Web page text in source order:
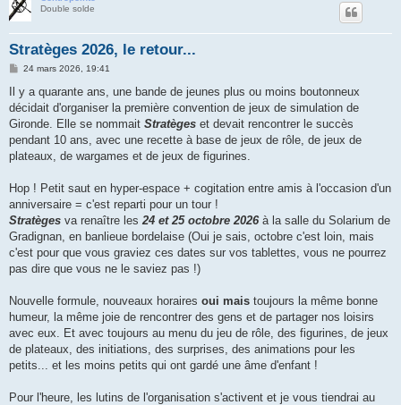
Double solde
Stratèges 2026, le retour...
M
s
s
a
g
24 mars 2026, 19:41
Il y a quarante ans, une bande de jeunes plus ou moins boutonneux
décidait d'organiser la première convention de jeux de simulation de
Gironde. Elle se nommait Stratèges et devait rencontrer le succès
pendant 10 ans, avec une recette à base de jeux de rôle, de jeux de
plateaux, de wargames et de jeux de figurines.
Hop ! Petit saut en hyper-espace + cogitation entre amis à l'occasion d'un
anniversaire = c'est reparti pour un tour !
Stratèges va renaître les 24 et 25 octobre 2026à la salle du Solarium de
Gradignan, en banlieue bordelaise (Oui je sais, octobre c'est loin, mais
c'est pour que vous graviez ces dates sur vos tablettes, vous ne pourrez
pas dire que vous ne le saviez pas !)
Nouvelle formule, nouveaux horaires oui mais toujours la même bonne
humeur, la même joie de rencontrer des gens et de partager nos loisirs
avec eux. Et avec toujours au menu du jeu de rôle, des figurines, de jeux
de plateaux, des initiations, des surprises, des animations pour les
petits... et les moins petits qui ont gardé une âme d'enfant !
Pour l'heure, les lutins de l'organisation s'activent et je vous tiendrai au